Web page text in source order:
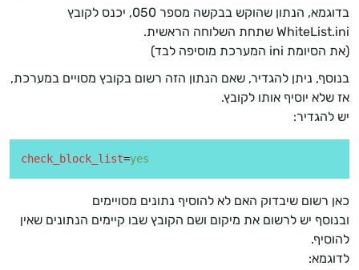
בדוגמא, הנתון שהוקש בבקשה מספר 050, יכנס לקובץ
WhiteList.ini שתחת השלוחה הראשית.
(את הסיומת ini המערכת מוסיפה לבד)
בנוסף, ניתן להגדיר, שאם הנתון הזה רשום בקובץ מסויים במערכת,
אז שלא יוסיף אותו לקובץ.
יש להגדיר:
check_block_list=yes
כאן רשום שיבדוק האם לא להוסיף נתונים מסויימים
ובנוסף יש לרשום את מיקום ושם הקובץ שבו קיימים הנתונים שאין
להוסיף.
לדוגמא: